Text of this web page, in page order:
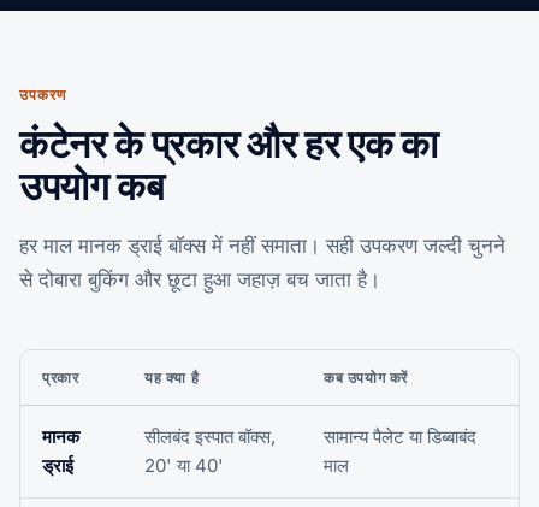
उपकरण
कंटेनर के प्रकार और हर एक का
उपयोग कब
हर माल मानक ड्राई बॉक्स में नहीं समाता। सही उपकरण जल्दी चुनने
से दोबारा बुकिंग और छूटा हुआ जहाज़ बच जाता है।
प्रकार यह क्या है कब उपयोग करें
मानक
ड्राई
सीलबंद इस्पात बॉक्स,
20' या 40'
सामान्य पैलेट या डिब्बाबंद
माल